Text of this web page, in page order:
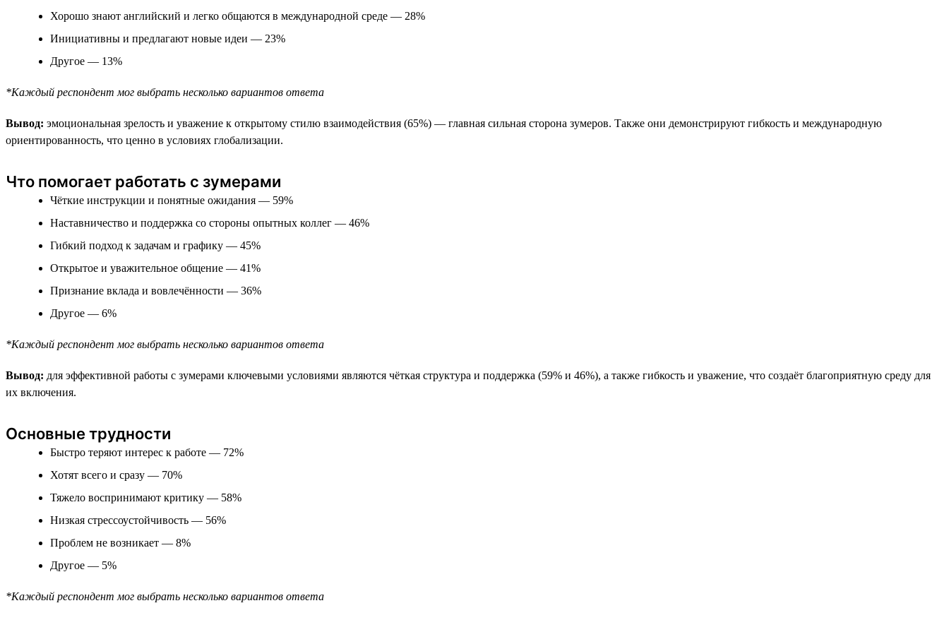
Хорошо знают английский и легко общаются в международной среде — 28%
Инициативны и предлагают новые идеи — 23%
Другое — 13%
*Каждый респондент мог выбрать несколько вариантов ответа
Вывод: эмоциональная зрелость и уважение к открытому стилю взаимодействия (65%) — главная сильная сторона зумеров. Также они демонстрируют гибкость и международную
ориентированность, что ценно в условиях глобализации.
Что помогает работать с зумерами
Чёткие инструкции и понятные ожидания — 59%
Наставничество и поддержка со стороны опытных коллег — 46%
Гибкий подход к задачам и графику — 45%
Открытое и уважительное общение — 41%
Признание вклада и вовлечённости — 36%
Другое — 6%
*Каждый респондент мог выбрать несколько вариантов ответа
Вывод: для эффективной работы с зумерами ключевыми условиями являются чёткая структура и поддержка (59% и 46%), а также гибкость и уважение, что создаёт благоприятную среду для
их включения.
Основные трудности
Быстро теряют интерес к работе — 72%
Хотят всего и сразу — 70%
Тяжело воспринимают критику — 58%
Низкая стрессоустойчивость — 56%
Проблем не возникает — 8%
Другое — 5%
*Каждый респондент мог выбрать несколько вариантов ответа